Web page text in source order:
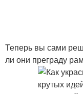
Теперь вы сами
ли они преграду